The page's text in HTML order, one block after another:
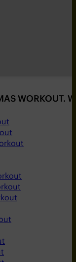
WORKOUT.